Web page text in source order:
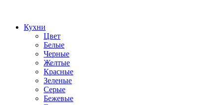
Кухни
Цвет
Белые
Черные
Желтые
Красные
Зеленые
Серые
Бежевые